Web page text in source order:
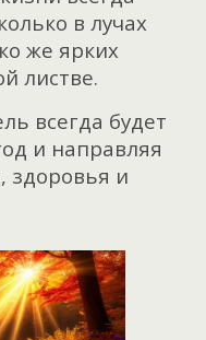
в лучах
же ярких
листве.
всегда будет
и направляя
здоровья и